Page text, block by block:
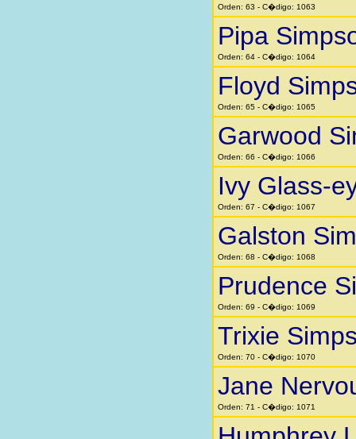
Orden: 63 - C�digo: 1063
Pipa
Orden: 64 - C�digo: 1064
Floyd
Orden: 65 - C�digo: 1065
Garwood
Orden: 66 - C�digo: 1066
Ivy Glass-
Orden: 67 - C�digo: 1067
Galston
Orden: 68 - C�digo: 1068
Prudence
Orden: 69 - C�digo: 1069
Trixie
Orden: 70 - C�digo: 1070
Jane
Orden: 71 - C�digo: 1071